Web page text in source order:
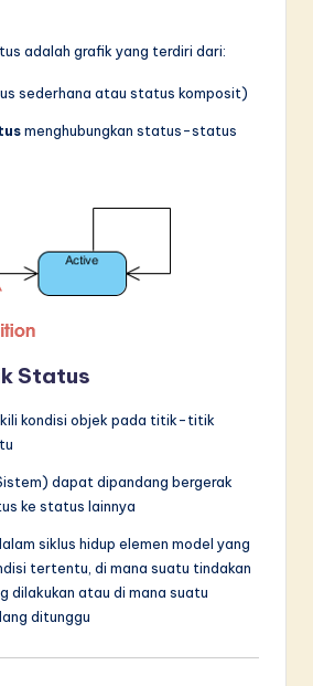
adalah grafik yang terdiri dari:
sederhana atau status komposit)
menghubungkan status-status
Status
kondisi objek pada titik-titik
dapat dipandang bergerak
ke status lainnya
siklus hidup elemen model yang
tertentu, di mana suatu tindakan
dilakukan atau di mana suatu
ditunggu